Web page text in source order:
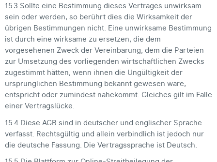
15.3 Sollte eine Bestimmung dieses Vertrages unwirksam
sein oder werden, so berührt dies die Wirksamkeit der
übrigen Bestimmungen nicht. Eine unwirksame Bestimmung
ist durch eine wirksame zu ersetzen, die dem
vorgesehenen Zweck der Vereinbarung, dem die Parteien
zur Umsetzung des vorliegenden wirtschaftlichen Zwecks
zugestimmt hätten, wenn ihnen die Ungültigkeit der
ursprünglichen Bestimmung bekannt gewesen wäre,
entspricht oder zumindest nahekommt. Gleiches gilt im Falle
einer Vertragslücke.
15.4 Diese AGB sind in deutscher und englischer Sprache
verfasst. Rechtsgültig und allein verbindlich ist jedoch nur
die deutsche Fassung. Die Vertragssprache ist Deutsch.